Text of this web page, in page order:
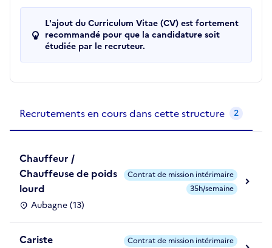
L'ajout du Curriculum Vitae (CV) est fortement
recommandé pour que la candidature soit
étudiée par le recruteur.
Recrutements en cours dans cette structure 2
Chauffeur /
Chauffeuse de poids
lourd
Aubagne (13)
Contrat de mission intérimaire
35h/semaine
Cariste
Contrat de mission intérimaire